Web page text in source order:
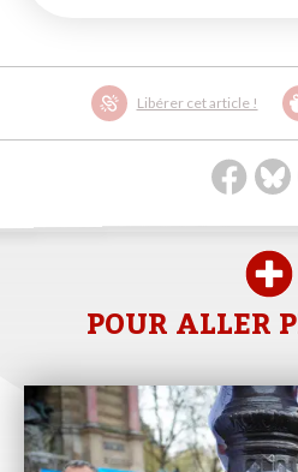
Libérer cet article !
POUR ALLER